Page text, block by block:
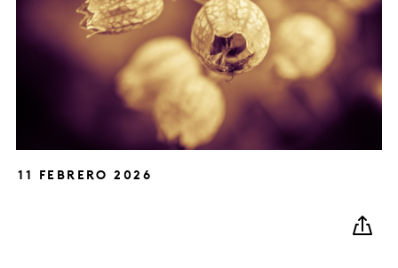
11 FEBRERO 2026